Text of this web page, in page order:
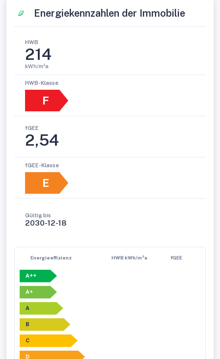
Energiekennzahlen der Immobilie
HWB
214
kWh/m²a
HWB-Klasse
F
fGEE
2,54
fGEE-Klasse
E
Gültig bis
2030-12-18
Energieeffizienz HWB kWh/m²a fGEE
A++
A+
A
B
C
D